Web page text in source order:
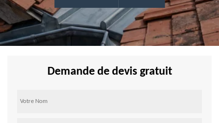
Demande de devis gratuit